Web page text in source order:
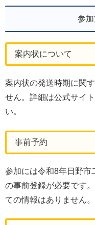
参
案内状について
案内状の発送時期に関
せん。詳細は公式サイ
い。
事前予約
参加には令和8年日野市
の事前登録が必要です
ての情報はありません。